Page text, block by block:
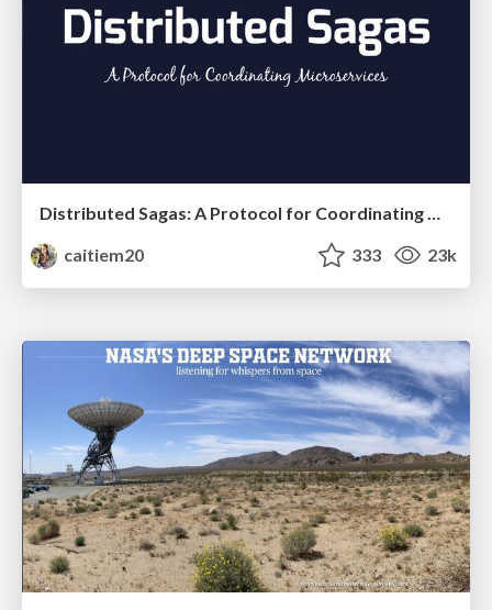
Distributed Sagas: A Protocol for Coordinating Microservices
caitiem20
333 23k